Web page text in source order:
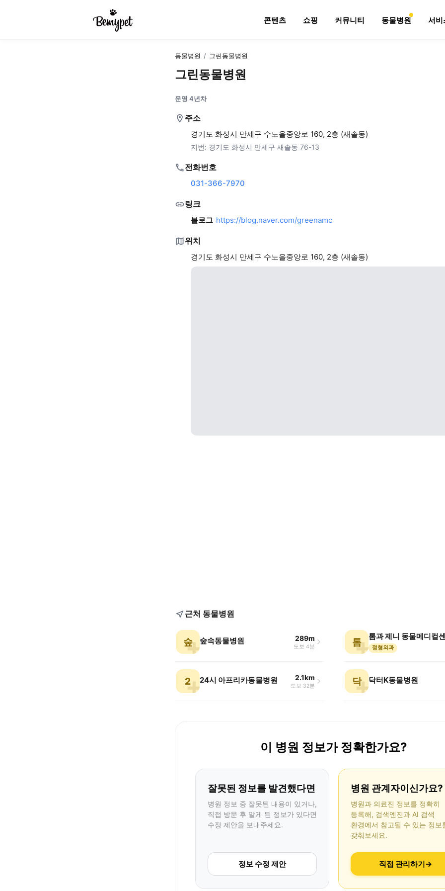
콘텐츠 쇼핑 커뮤니티 동물병원 서비
동물병원 / 그린동물병원
그린동물병원
운영 4년차
주소
경기도 화성시 만세구 수노을중앙로 160, 2층 (새솔동)
지번: 경기도 화성시 만세구 새솔동 76-13
전화번호
031-366-7970
링크
블로그 https://blog.naver.com/greenamc
위치
경기도 화성시 만세구 수노을중앙로 160, 2층 (새솔동)
근처 동물병원
숲 숲속동물병원 289m
도보 4분 톰
톰과 제니 동물메디컬
정형외과
2 24시 아프리카동물병원 2.1km
도보 32분 닥 닥터K동물병원
이 병원 정보가 정확한가요?
잘못된 정보를 발견했다면
병원 정보 중 잘못된 내용이 있거나,
직접 방문 후 알게 된 정보가 있다면
수정 제안을 보내주세요.
정보 수정 제안
병원 관계자이신가요?
병원과 의료진 정보를 정확히
등록해, 검색엔진과 AI 검색
환경에서 참고될 수 있는 정보
갖춰보세요.
직접 관리하기→